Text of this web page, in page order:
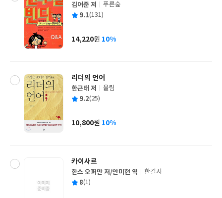
글
쓴
김어준 저
출
사
푸른숲
평 9.1(131)
가
14,220원 10%
리더의 언어
글
쓴
한근태 저
출
사
올림
평 9.2(25)
가
10,800원 10%
카이사르
글
쓴
한스 오퍼만 저/안미현 역
출
한길사
평 8(1)